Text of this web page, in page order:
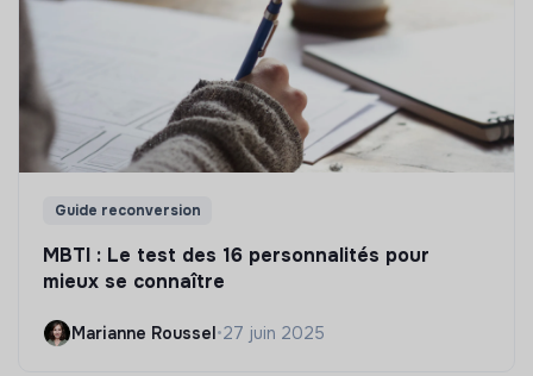
Guide reconversion
MBTI : Le test des 16 personnalités pour
mieux se connaître
Marianne Roussel•27 juin 2025